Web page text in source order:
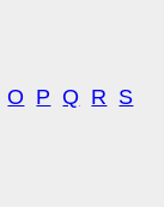
O P Q R S